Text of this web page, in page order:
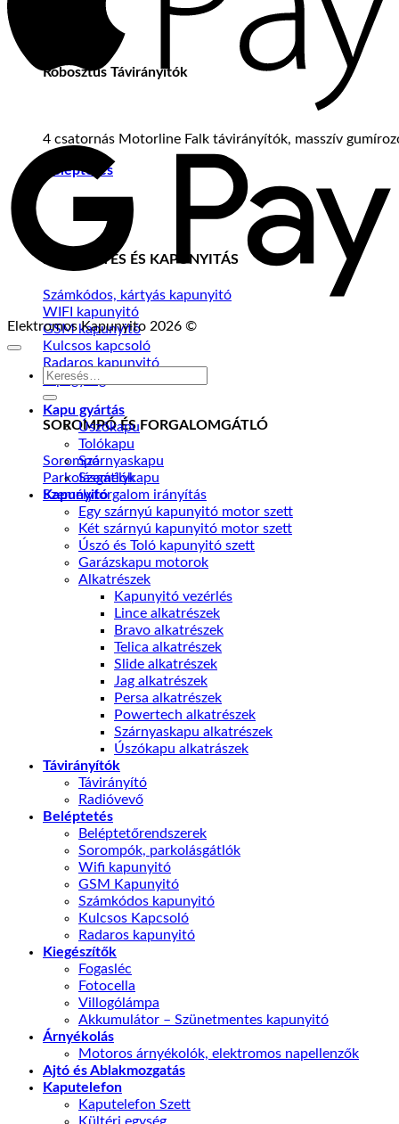
Robosztus Távirányítók
4 csatornás Motorline Falk távirányítók, masszív
Beléptetés
BELÉPTETÉS ÉS KAPUNYITÁS
Számkódos, kártyás kapunyitó
WIFI kapunyitó
GSM kapunyitó
Kulcsos kapcsoló
Radaros kapunyitó
Tápegység
SOROMPÓ ÉS FORGALOMGÁTLÓ
Sorompó
Parkolásgátlók
Személyforgalom irányítás
Elektromos Kapunyito 2026 ©
Keresés
a
következőre:
Kapu gyártás
Úszókapu
Tolókapu
Szárnyaskapu
Személykapu
Kapunyitó
Egy szárnyú kapunyitó motor szett
Két szárnyú kapunyitó motor szett
Úszó és Toló kapunyitó szett
Garázskapu motorok
Alkatrészek
Kapunyitó vezérlés
Lince alkatrészek
Bravo alkatrészek
Telica alkatrészek
Slide alkatrészek
Jag alkatrészek
Persa alkatrészek
Powertech alkatrészek
Szárnyaskapu alkatrészek
Úszókapu alkatrászek
Távirányítók
Távirányító
Radióvevő
Beléptetés
Beléptetőrendszerek
Sorompók, parkolásgátlók
Wifi kapunyitó
GSM Kapunyitó
Számkódos kapunyitó
Kulcsos Kapcsoló
Radaros kapunyitó
Kiegészítők
Fogasléc
Fotocella
Villogólámpa
Akkumulátor – Szünetmentes kapunyitó
Árnyékolás
Motoros árnyékolók, elektromos napellenzők
Ajtó és Ablakmozgatás
Kaputelefon
Kaputelefon Szett